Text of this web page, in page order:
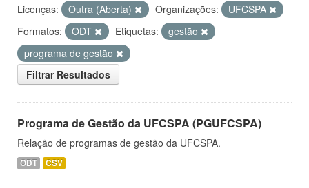
Licenças: Outra (Aberta) Organizações:
UFCSPA
Formatos:
ODT Etiquetas:
gestão
programa de gestão
Filtrar Resultados
Programa de Gestão da UFCSPA (PGUFCSPA)
Relação de programas de gestão da UFCSPA.
ODT CSV